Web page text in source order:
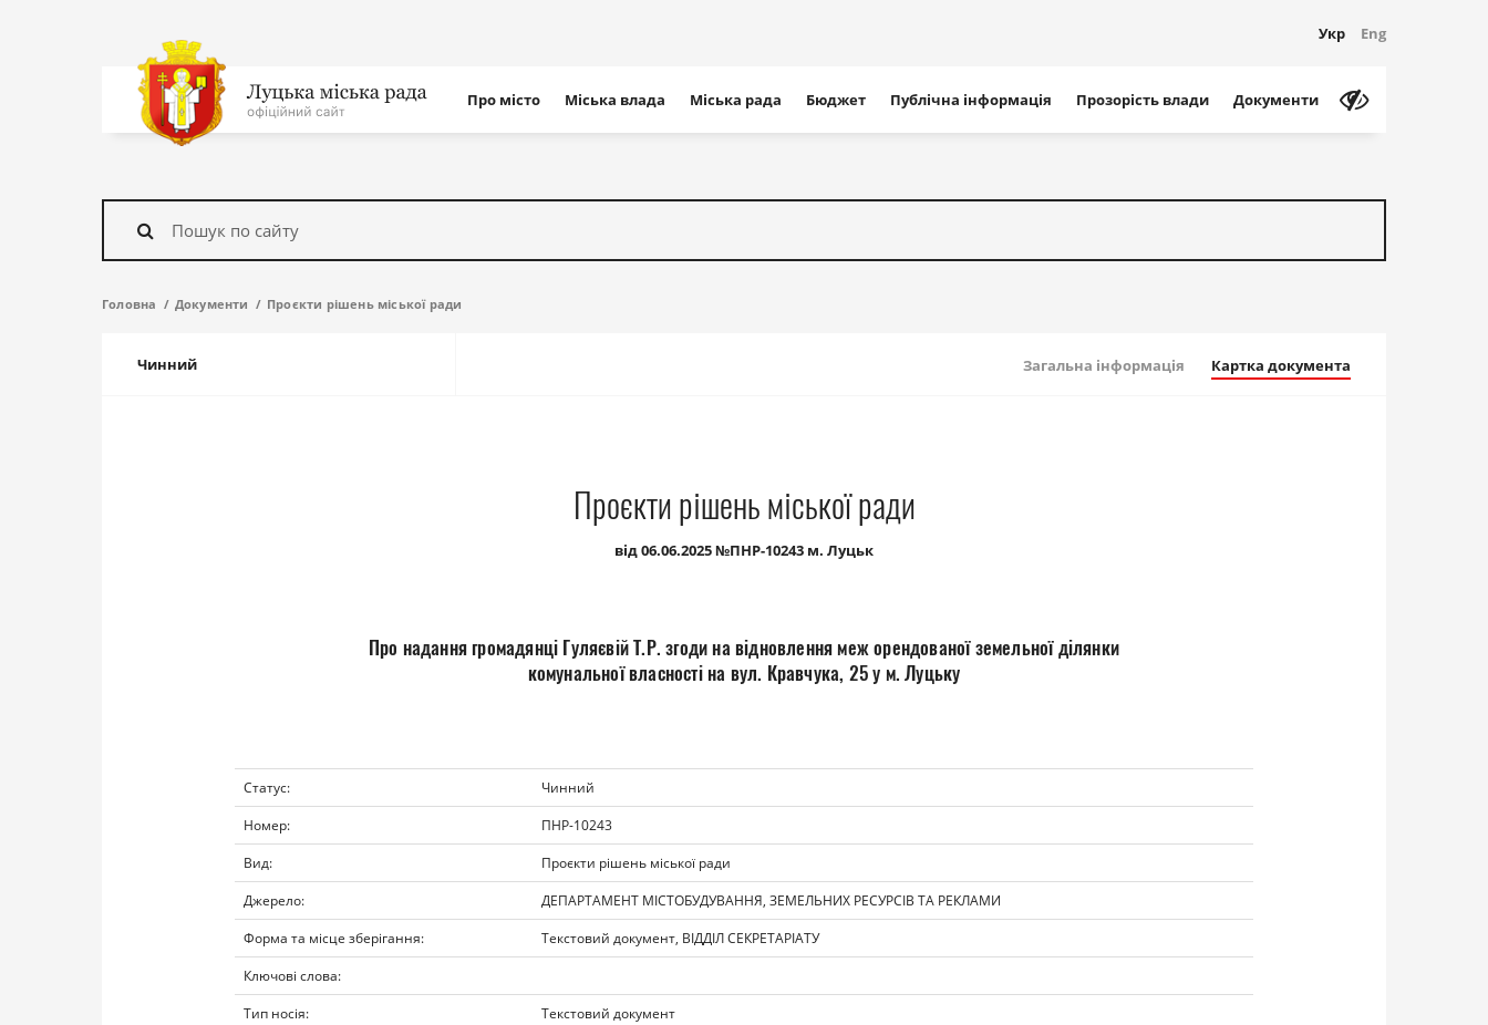
Укр Eng
На
головну
сайту
Про місто Міська влада Міська рада Бюджет Публічна інформація Прозорість влади Документи
Знайти
Головна Документи Проєкти рішень міської ради
Чинний Загальна інформація Картка документа
Проєкти рішень міської ради
від 06.06.2025 №ПНР-10243 м. Луцьк
Про надання громадянці Гуляєвій Т.Р. згоди на відновлення меж орендованої земельної ділянки
комунальної власності на вул. Кравчука, 25 у м. Луцьку
Статус:
Чинний
Номер:
ПНР-10243
Вид:
Проєкти рішень міської ради
Джерело:
ДЕПАРТАМЕНТ МІСТОБУДУВАННЯ, ЗЕМЕЛЬНИХ РЕСУРСІВ ТА РЕКЛАМИ
Форма та місце зберігання:
Текстовий документ, ВІДДІЛ СЕКРЕТАРІАТУ
Ключові слова:
Тип носія:
Текстовий документ